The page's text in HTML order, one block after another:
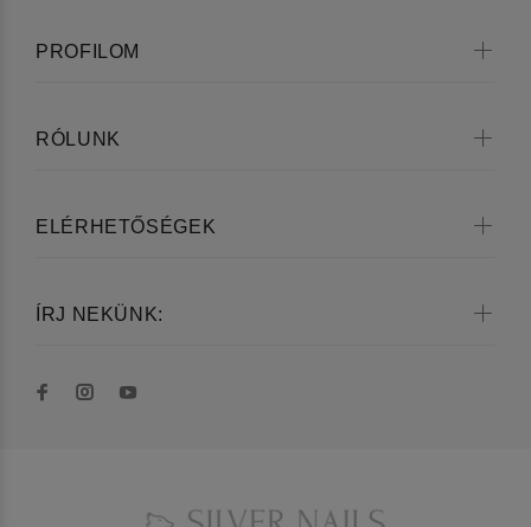
PROFILOM
RÓLUNK
ELÉRHETŐSÉGEK
ÍRJ NEKÜNK: